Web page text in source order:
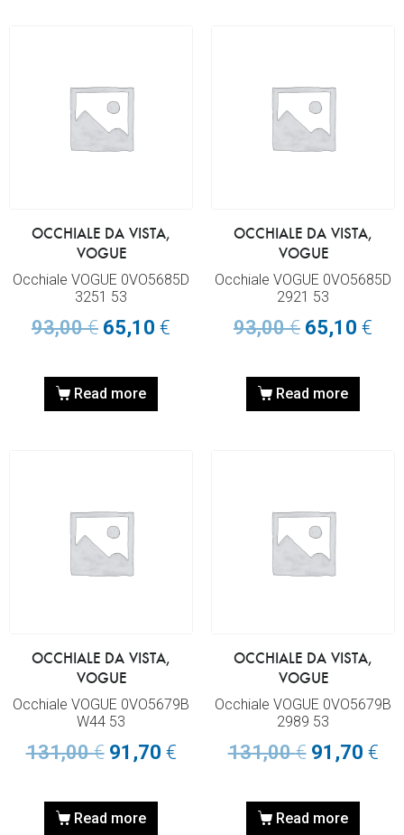
OCCHIALE DA VISTA,
VOGUE
Occhiale VOGUE 0VO5685D
3251 53
93,00€ 65,10 €
Read more
OCCHIALE DA VISTA,
VOGUE
Occhiale VOGUE 0VO5685D
2921 53
93,00€ 65,10 €
Read more
OCCHIALE DA VISTA,
VOGUE
Occhiale VOGUE 0VO5679B
W44 53
131,00€ 91,70 €
Read more
OCCHIALE DA VISTA,
VOGUE
Occhiale VOGUE 0VO5679B
2989 53
131,00€ 91,70 €
Read more